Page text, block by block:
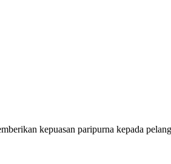
kepuasan paripurna kepada